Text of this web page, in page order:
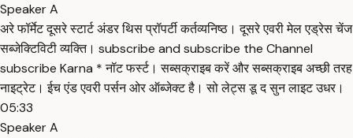
Speaker A
अरे फॉर्मेट दूसरे स्टार्ट अंडर थिस प्रॉपर्टी कर्तव्यनिष्ठ। दूसरे एवरी मेल एड्रेस चेंज
सब्जेक्टिविटी व्यक्ति। subscribe and subscribe the Channel
subscribe Karna * नॉट फर्स्ट। सब्सक्राइब करें और सब्सक्राइब अच्छी तरह
नाइट्रेट। ईच एंड एवरी पर्सन ओर ऑब्जेक्ट है। सो लेट्स डू द सुन लाइट उधर।
05:33
Speaker A